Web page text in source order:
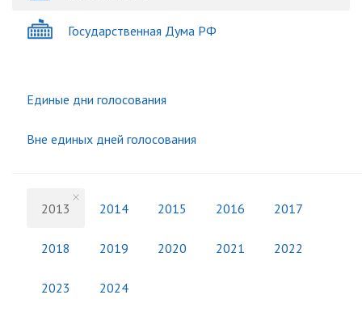
Государственная Дума РФ
Единые дни голосования
Вне единых дней голосования
2013 2014 2015 2016 2017
2018 2019 2020 2021 2022
2023 2024